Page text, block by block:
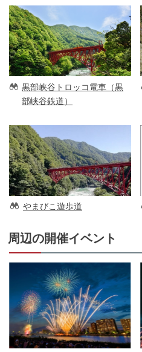
黒部峡谷トロッコ電車（黒
部峡谷鉄道）
やまびこ遊歩道
周辺の開催イベント